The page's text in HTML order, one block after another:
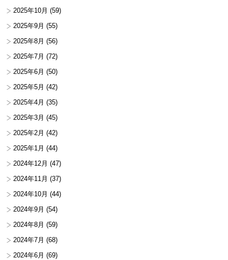
2025年10月 (59)
2025年9月 (55)
2025年8月 (56)
2025年7月 (72)
2025年6月 (50)
2025年5月 (42)
2025年4月 (35)
2025年3月 (45)
2025年2月 (42)
2025年1月 (44)
2024年12月 (47)
2024年11月 (37)
2024年10月 (44)
2024年9月 (54)
2024年8月 (59)
2024年7月 (68)
2024年6月 (69)